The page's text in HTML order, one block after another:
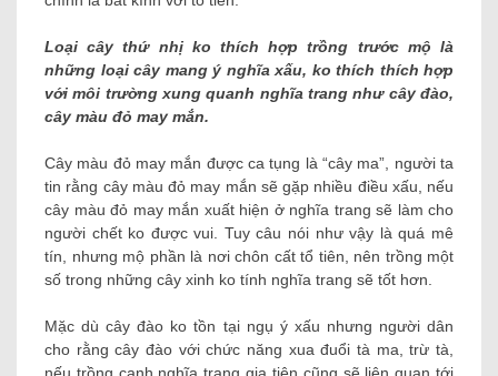
Loại cây thứ nhị ko thích hợp trồng trước mộ là
những loại cây mang ý nghĩa xấu, ko thích thích hợp
với môi trường xung quanh nghĩa trang như cây đào,
cây màu đỏ may mắn.
Cây màu đỏ may mắn được ca tụng là “cây ma”, người ta
tin rằng cây màu đỏ may mắn sẽ gặp nhiều điều xấu, nếu
cây màu đỏ may mắn xuất hiện ở nghĩa trang sẽ làm cho
người chết ko được vui. Tuy câu nói như vậy là quá mê
tín, nhưng mộ phần là nơi chôn cất tổ tiên, nên trồng một
số trong những cây xinh ko tính nghĩa trang sẽ tốt hơn.
Mặc dù cây đào ko tồn tại ngụ ý xấu nhưng người dân
cho rằng cây đào với chức năng xua đuổi tà ma, trừ tà,